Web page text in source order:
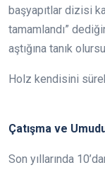
başyapıtlar dizisi
tamamlandı”
aştığına tanık
Holz kendisini
Çatışma ve
Son yıllarında